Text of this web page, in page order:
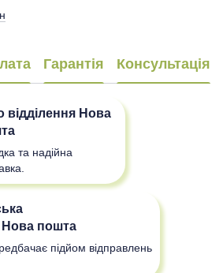
Гарантія Консультація
відділення Нова
та надійна
Нова пошта
підйом відправлень